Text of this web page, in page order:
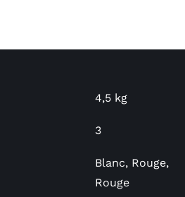
4,5 kg
3
Blanc, Rouge,
Rouge